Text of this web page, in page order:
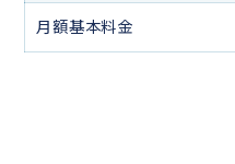
月額基本料金